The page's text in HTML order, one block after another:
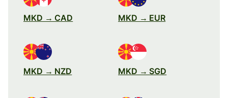
MKD → CAD MKD → EUR
MKD → NZD MKD → SGD